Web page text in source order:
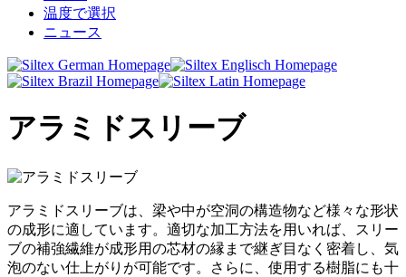
温度で選択
ニュース
アラミドスリーブ
アラミドスリーブは、梁や中が空洞の構造物など様々な形状
の成形に適しています。適切な加工方法を用いれば、スリー
ブの補強繊維が成形用の芯材の縁まで継ぎ目なく密着し、気
泡のない仕上がりが可能です。さらに、使用する樹脂にも十